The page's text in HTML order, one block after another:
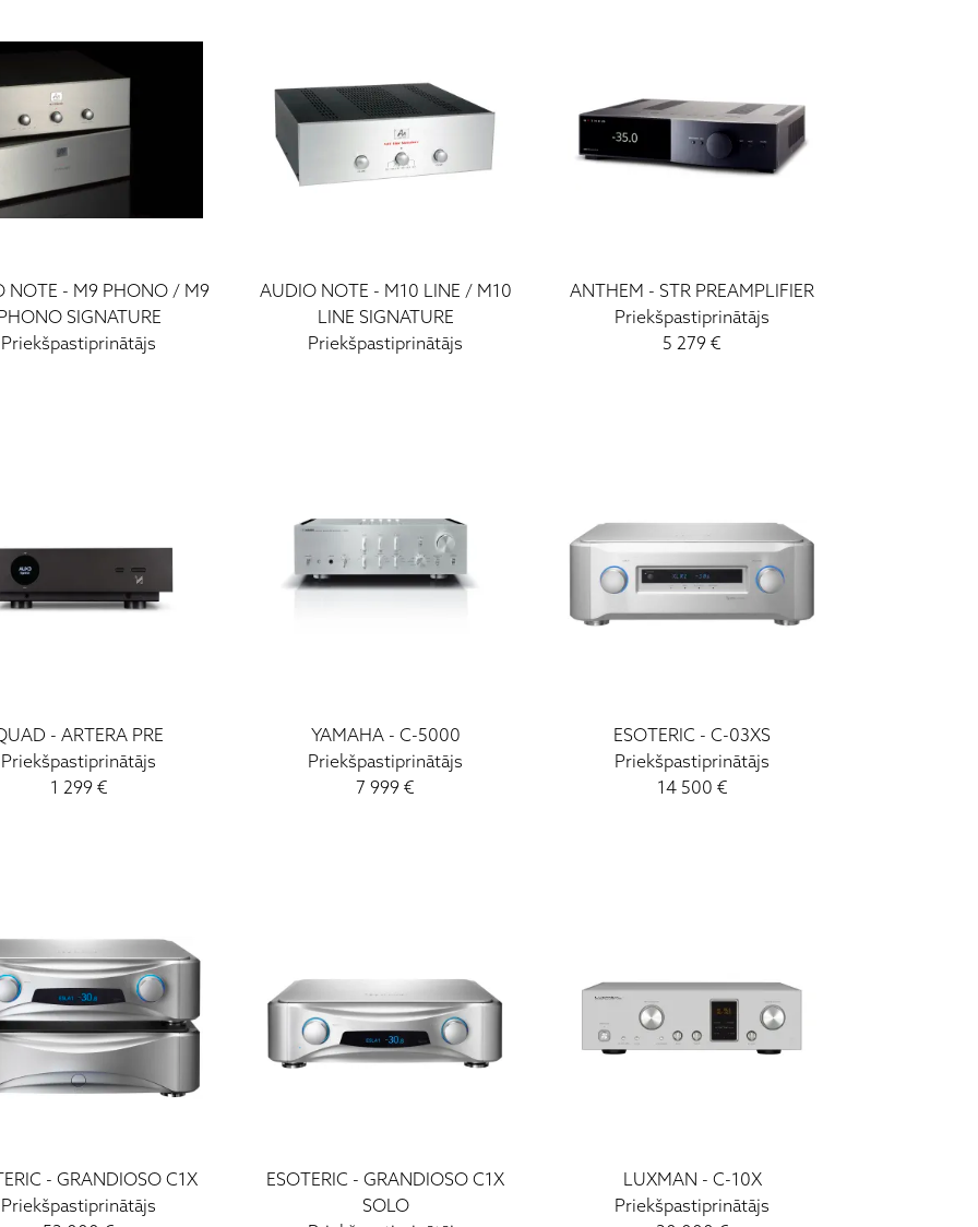
NOTE - M9 PHONO / M9
SIGNATURE
Priekšpastiprinātājs
AUDIO NOTE - M10 LINE / M10
LINE SIGNATURE
Priekšpastiprinātājs
ANTHEM - STR PREAMPLIFIER
Priekšpastiprinātājs
5 279 €
-ARTERA PRE
Priekšpastiprinātājs
1 299€
YAMAHA- C-5000
Priekšpastiprinātājs
7 999 €
ESOTERIC -C-03XS
Priekšpastiprinātājs
14 500 €
-GRANDIOSO C1X
Priekšpastiprinātājs
ESOTERIC -GRANDIOSO C1X
SOLO
LUXMAN - C-10X
Priekšpastiprinātājs